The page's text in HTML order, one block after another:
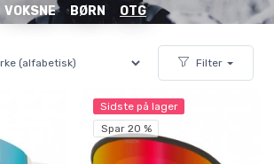
VOKSNE BØRN OTG
Filter
Sidste på lager
Spar 20 %